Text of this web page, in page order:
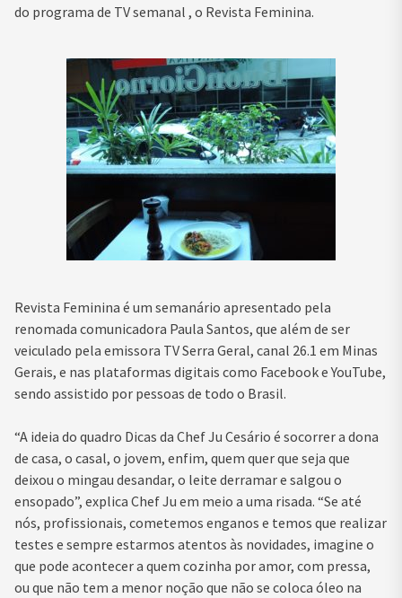
do programa de TV semanal , o Revista Feminina.
Revista Feminina é um semanário apresentado pela
renomada comunicadora Paula Santos, que além de ser
veiculado pela emissora TV Serra Geral, canal 26.1 em Minas
Gerais, e nas plataformas digitais como Facebook e YouTube,
sendo assistido por pessoas de todo o Brasil.
“A ideia do quadro Dicas da Chef Ju Cesário é socorrer a dona
de casa, o casal, o jovem, enfim, quem quer que seja que
deixou o mingau desandar, o leite derramar e salgou o
ensopado”, explica Chef Ju em meio a uma risada. “Se até
nós, profissionais, cometemos enganos e temos que realizar
testes e sempre estarmos atentos às novidades, imagine o
que pode acontecer a quem cozinha por amor, com pressa,
ou que não tem a menor noção que não se coloca óleo na